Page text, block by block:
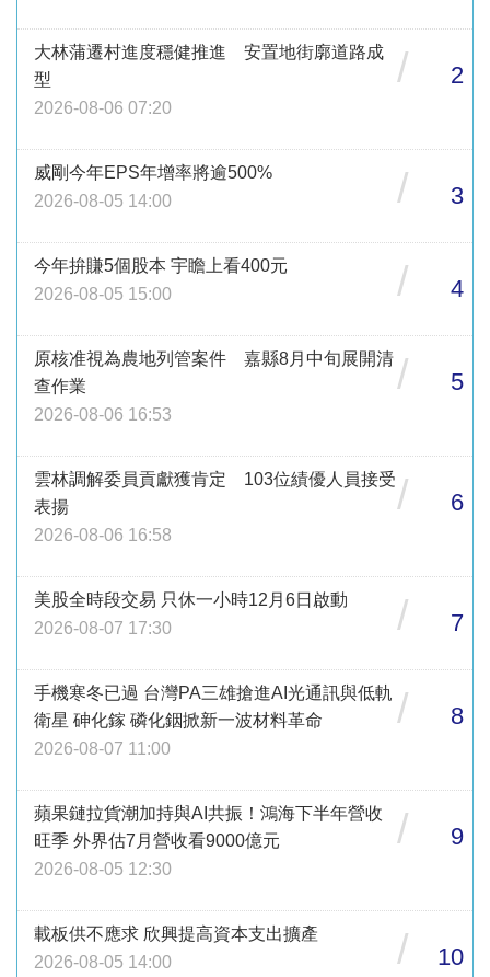
大林蒲遷村進度穩健推進 安置地街廓道路成
型
2026-08-06 07:20
/ 2
威剛今年EPS年增率將逾500%
2026-08-05 14:00
/ 3
今年拚賺5個股本 宇瞻上看400元
2026-08-05 15:00
/ 4
原核准視為農地列管案件 嘉縣8月中旬展開清
查作業
2026-08-06 16:53
/ 5
雲林調解委員貢獻獲肯定 103位績優人員接受
表揚
2026-08-06 16:58
/ 6
美股全時段交易 只休一小時12月6日啟動
2026-08-07 17:30
/ 7
手機寒冬已過 台灣PA三雄搶進AI光通訊與低軌
衛星 砷化鎵 磷化銦掀新一波材料革命
2026-08-07 11:00
/ 8
蘋果鏈拉貨潮加持與AI共振！鴻海下半年營收
旺季 外界估7月營收看9000億元
2026-08-05 12:30
/ 9
載板供不應求 欣興提高資本支出擴產
2026-08-05 14:00
/ 10